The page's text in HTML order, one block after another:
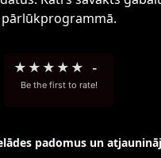
pārlūkprogrammā.
★ ★ ★ ★ ★ -
Be the first to rate!
padomus un